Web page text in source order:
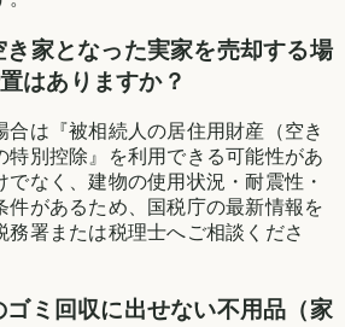
き家となった実家を売却する場
はありますか？
合は『被相続人の居住用財産（空き
特別控除』を利用できる可能性があ
でなく、建物の使用状況・耐震性・
件があるため、国税庁の最新情報を
務署または税理士へご相談くださ
ゴミ回収に出せない不用品（家